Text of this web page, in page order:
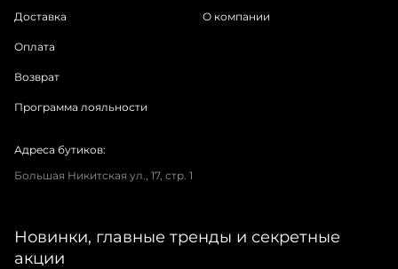
Доставка
Оплата
Возврат
Программа лояльности
О компании
Адреса бутиков:
Большая Никитская ул., 17, стр. 1
Новинки, главные тренды и секретные
акции